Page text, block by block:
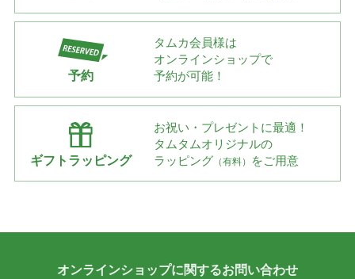
予約
タムカ会員様は
オンラインショップで
予約が可能！
ギフトラッピング
お祝い・プレゼントに最適！
タムタムオリジナルの
ラッピング （有料） をご用意
オンラインショップに関するお問い合わせ